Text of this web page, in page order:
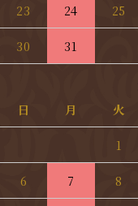
23 24 25
30 31
日 月 火
1
6 7 8